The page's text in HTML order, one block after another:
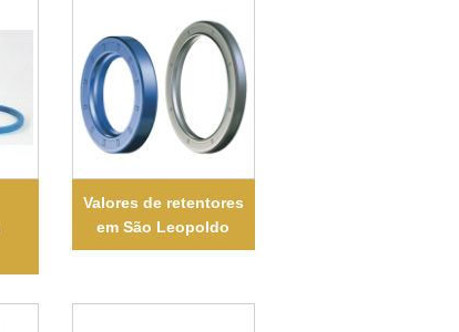
Valores de retentores
em São Leopoldo